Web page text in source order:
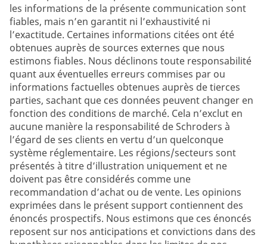
les informations de la présente communication sont
fiables, mais n’en garantit ni l’exhaustivité ni
l’exactitude. Certaines informations citées ont été
obtenues auprès de sources externes que nous
estimons fiables. Nous déclinons toute responsabilité
quant aux éventuelles erreurs commises par ou
informations factuelles obtenues auprès de tierces
parties, sachant que ces données peuvent changer en
fonction des conditions de marché. Cela n’exclut en
aucune manière la responsabilité de Schroders à
l’égard de ses clients en vertu d’un quelconque
système réglementaire. Les régions/secteurs sont
présentés à titre d’illustration uniquement et ne
doivent pas être considérés comme une
recommandation d’achat ou de vente. Les opinions
exprimées dans le présent support contiennent des
énoncés prospectifs. Nous estimons que ces énoncés
reposent sur nos anticipations et convictions dans des